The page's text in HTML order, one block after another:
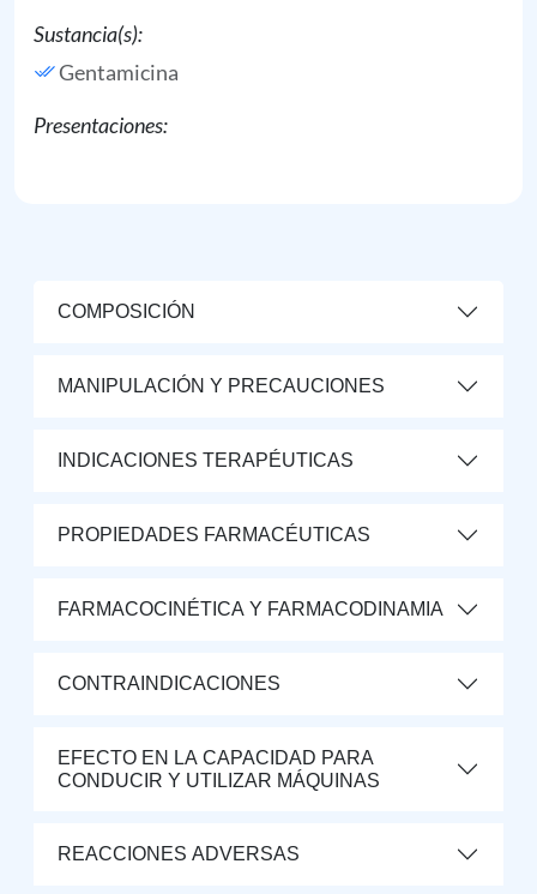
Sustancia(s):
Gentamicina
Presentaciones:
COMPOSICIÓN
MANIPULACIÓN Y PRECAUCIONES
INDICACIONES TERAPÉUTICAS
PROPIEDADES FARMACÉUTICAS
FARMACOCINÉTICA Y FARMACODINAMIA
CONTRAINDICACIONES
EFECTO EN LA CAPACIDAD PARA
CONDUCIR Y UTILIZAR MÁQUINAS
REACCIONES ADVERSAS